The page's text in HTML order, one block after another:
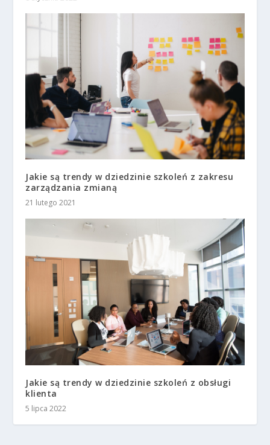
Jakie są trendy w dziedzinie szkoleń z zakresu
zarządzania zmianą
21 lutego 2021
Jakie są trendy w dziedzinie szkoleń z obsługi
klienta
5 lipca 2022